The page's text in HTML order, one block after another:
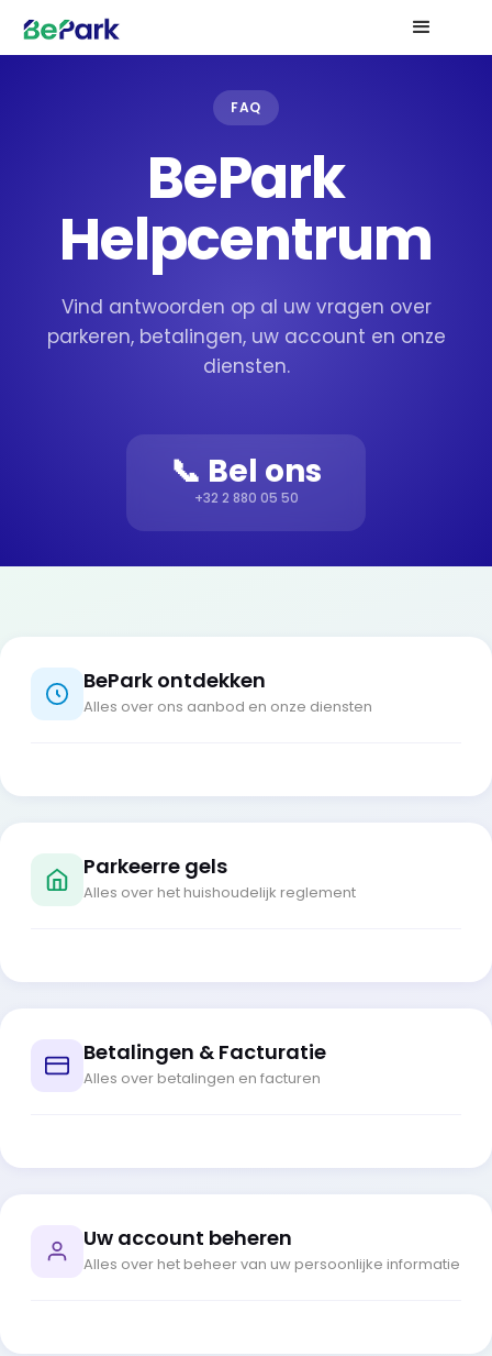
FAQ
BePark
Helpcentrum
Vind antwoorden op al uw vragen over
parkeren, betalingen, uw account en onze
diensten.
📞 Bel ons
+32 2 880 05 50
BePark ontdekken
Alles over ons aanbod en onze diensten
Parkeerre gels
Alles over het huishoudelijk reglement
Betalingen & Facturatie
Alles over betalingen en facturen
Uw account beheren
Alles over het beheer van uw persoonlijke informatie